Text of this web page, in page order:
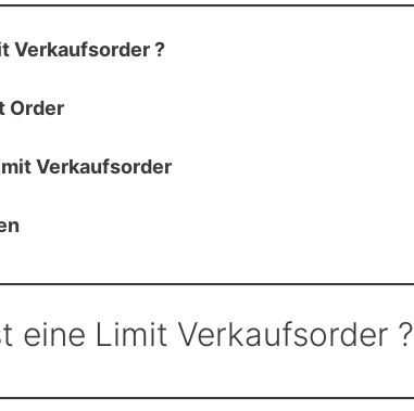
Verkaufsorder ?
Order
Verkaufsorder
eine Limit Verkaufsorder ?